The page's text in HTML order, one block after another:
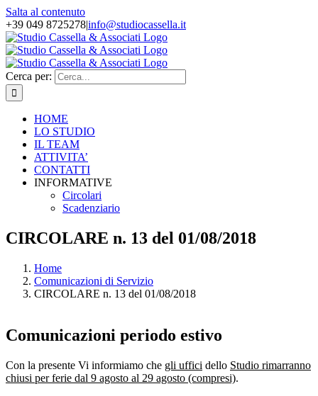
Salta al contenuto
+39 049 8725278|info@studiocassella.it
Cerca per:
HOME
LO STUDIO
IL TEAM
ATTIVITA’
CONTATTI
INFORMATIVE
Circolari
Scadenziario
CIRCOLARE n. 13 del 01/08/2018
Home
Comunicazioni di Servizio
CIRCOLARE n. 13 del 01/08/2018
Comunicazioni periodo estivo
Con la presente Vi informiamo che gli uffici dello Studio rimarranno
chiusi per ferie dal 9 agosto al 29 agosto (compresi).